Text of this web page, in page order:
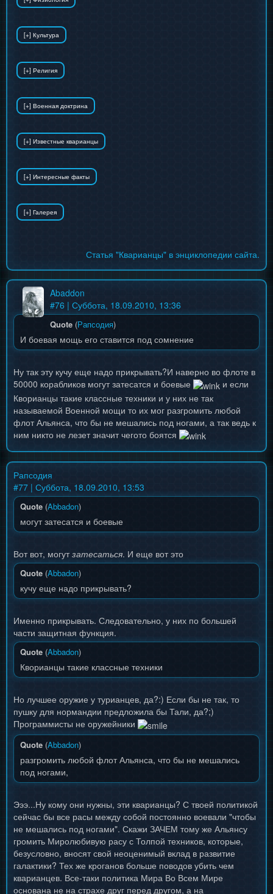
Статья "Кварианцы" в энциклопедии сайта.
Abaddon
#76 | Суббота, 18.09.2010, 13:36
Quote (Рапсодия)
И боевая мощь его ставится под сомнение
Ну так эту кучу еще надо прикрывать?И наверно во флоте в
50000 корабликов могут затесатся и боевые
и если
Кворианцы такие классные техники и у них не так
называемой Военной мощи то их мог разгромить любой
флот Альянса, что бы не мешались под ногами, а так ведь к
ним никто не лезет значит чегото боятся
Рапсодия
#77 | Суббота, 18.09.2010, 13:53
Quote (Abbadon)
могут затесатся и боевые
Вот вот, могутзатесаться. И еще вот это
Quote (Abbadon)
кучу еще надо прикрывать?
Именно прикрывать. Следовательно, у них по большей
части защитная функция.
Quote (Abbadon)
Кворианцы такие классные техники
Но лучшее оружие у турианцев, да?:) Если бы не так, то
пушку для нормандии предложила бы Тали, да?;)
Программисты не оружейники
Quote (Abbadon)
разгромить любой флот Альянса, что бы не мешались
под ногами,
Эээ...Ну кому они нужны, эти кварианцы? С твоей политикой
сейчас бы все расы между собой постоянно воевали "чтобы
не мешались под ногами". Скажи ЗАЧЕМ тому же Альянсу
громить Миролюбивую расу с Толпой техников, которые,
безусловно, вносят свой неоценимый вклад в развитие
галактики? Тех же кроганов больше поводов убить чем
кварианцев. Все-таки политика Мира Во Всем Мире
основана не на страхе друг перед другом, а на